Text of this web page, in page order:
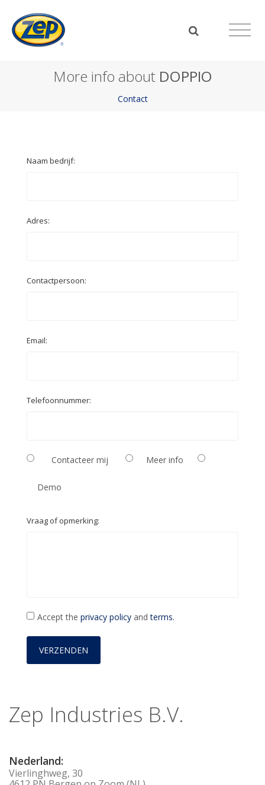
More info about DOPPIO
Contact
Naam bedrijf:
Adres:
Contactpersoon:
Email:
Telefoonnummer:
Contacteer mij Meer info
Demo
Vraag of opmerking:
Accept the privacy policyandterms.
Zep Industries B.V.
Nederland:
Vierlinghweg, 30